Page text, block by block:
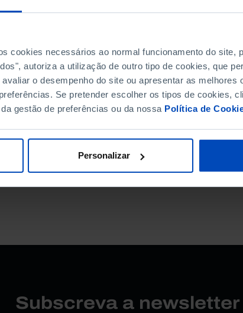
cookies necessários ao normal funcionamento do site,
autoriza a utilização de outro tipo de cookies, que
o desempenho do site ou apresentar as melhores
Se pretender escolher os tipos de cookies,
gestão de preferências ou da nossa Política de
Personalizar
DATA DE FIM
Subscreva a